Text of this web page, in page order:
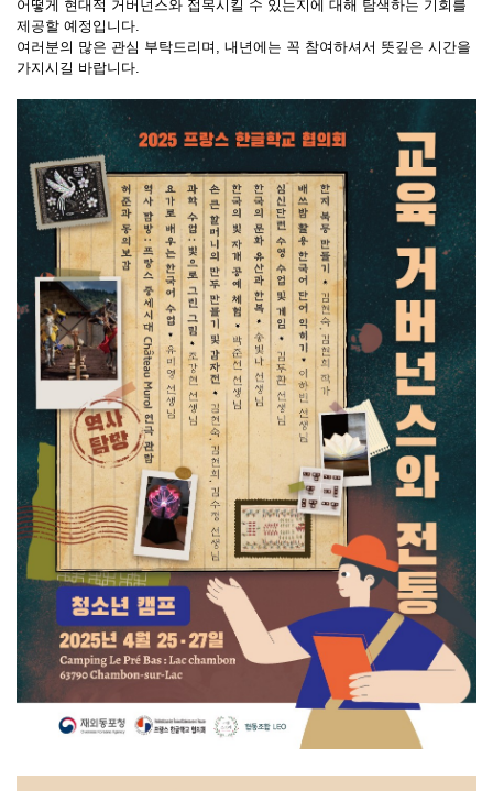
어떻게 현대적 거버넌스와 접목시킬 수 있는지에 대해 탐색하는 기회를
제공할 예정입니다.
여러분의 많은 관심 부탁드리며, 내년에는 꼭 참여하셔서 뜻깊은 시간을
가지시길 바랍니다.